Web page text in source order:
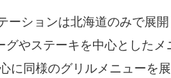
ーションは北海道のみで展
グやステーキを中心とした
に同様のグリルメニューを